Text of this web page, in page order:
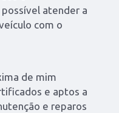
atender a
com o
de mim
e aptos a
e reparos